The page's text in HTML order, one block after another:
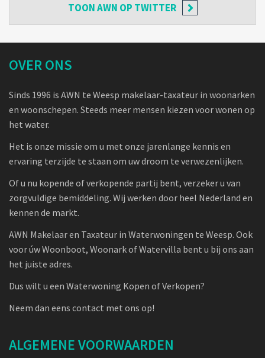
TOONAWN OP TWITTER
OVER ONS
Sinds 1996 is AWN te Weesp makelaar-taxateur in woonarken
en woonschepen. Steeds meer mensen kiezen voor wonen op
het water.
Het is onze missie om u met onze jarenlange kennis en
ervaring terzijde te staan om uw droom te verwezenlijken.
Of u nu kopende of verkopende partij bent, verzeker u van
zorgvuldige bemiddeling. Wij werken door heel Nederland en
kennen de markt.
AWN Makelaar en Taxateur in Waterwoningen te Weesp. Ook
voor úw Woonboot, Woonark of Watervilla bent u bij ons aan
het juiste adres.
Dus wilt u een Waterwoning Kopen of Verkopen?
Neem dan eens contact met ons op!
ALGEMENE VOORWAARDEN